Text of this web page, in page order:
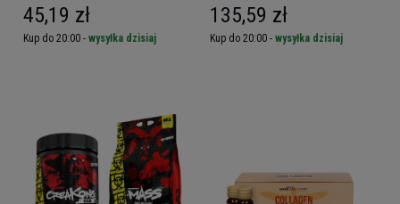
45,19 zł
Kup do 20:00 - wysyłka dzisiaj
135,59 zł
Kup do 20:00 - wysyłka dzisiaj